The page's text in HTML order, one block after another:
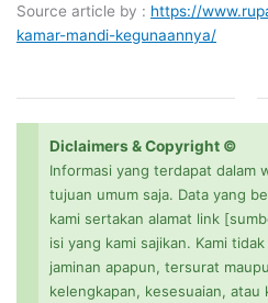
Source article by : https://
kamar-mandi-kegunaannya/
Diclaimers & Copyright ©
Informasi yang terdapat dalam
tujuan umum saja. Data yang
kami sertakan alamat link
isi yang kami sajikan. Kami
jaminan apapun, tersurat
kelengkapan, kesesuaian,